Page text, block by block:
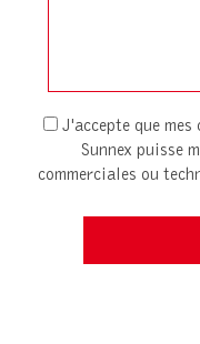
J'accepte que
Sunnex puisse
commerciales ou